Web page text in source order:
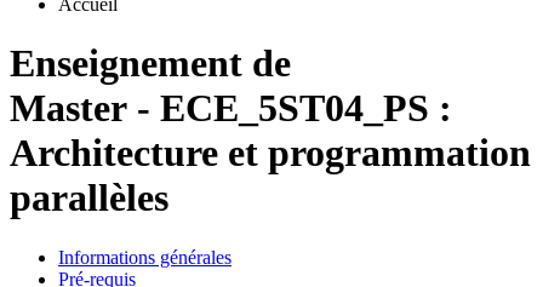
Accueil
Enseignement de
Master - ECE_5ST04_PS :
Architecture et programmation
parallèles
Informations générales
Pré-requis